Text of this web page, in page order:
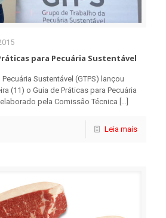
para Pecuária Sustentável
Sustentável (GTPS) lançou
(11) o Guia de Práticas para Pecuária
pela Comissão Técnica […]
Leia mais